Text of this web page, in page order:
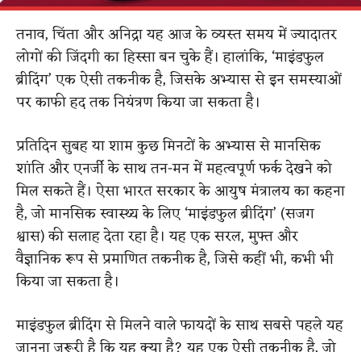
तनाव, चिंता और अनिद्रा यह आज के व्यस्त समय में ज्यादातर
लोगों की जिंदगी का हिस्सा बन चुके हैं। हालांकि, ‘माइंडफुल
ब्रीदिंग’ एक ऐसी तकनीक है, जिसके अभ्यास से इन समस्याओं
पर काफी हद तक नियंत्रण किया जा सकता है।
प्रतिदिन सुबह या शाम कुछ मिनटों के अभ्यास से मानसिक
शांति और एनर्जी के साथ तन-मन में महत्वपूर्ण फर्क देखने को
मिल सकते हैं। ऐसा भारत सरकार के आयुष मंत्रालय का कहना
है, जो मानसिक स्वास्थ्य के लिए ‘माइंडफुल ब्रीदिंग’ (सजग
श्वास) की सलाह देता रहा है। यह एक सरल, मुफ्त और
वैज्ञानिक रूप से प्रमाणित तकनीक है, जिसे कहीं भी, कभी भी
किया जा सकता है।
माइंडफुल ब्रीदिंग से मिलने वाले फायदों के साथ सबसे पहले यह